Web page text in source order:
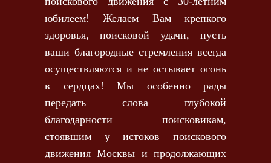
юбилеем! Желаем Вам крепкого
здоровья, поисковой удачи, пусть
ваши благородные стремления всегда
осуществляются и не остывает огонь
в сердцах! Мы особенно рады
передать слова глубокой
благодарности поисковикам,
стоявшим у истоков поискового
движения Москвы и продолжающих